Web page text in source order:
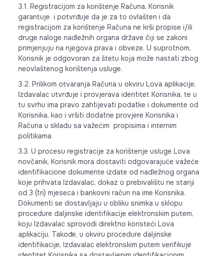
3.1. Registracijom za korištenje Računa, Korisnik
garantuje i potvrđuje da je za to ovlašten i da
registracijom za korištenje Računa ne krši propise i/ili
druge naloge nadležnih organa države čiji se zakoni
primjenjuju na njegova prava i obveze. U suprotnom,
Korisnik je odgovoran za štetu koja može nastati zbog
neovlaštenog korištenja usluge.
3.2. Prilikom otvaranja Računa u okviru Lova aplikacije,
Izdavalac utvrđuje i provjerava identitet Korisnika, te u
tu svrhu ima pravo zahtijevati podatke i dokumente od
Korisnika, kao i vršiti dodatne provjere Korisnika i
Računa u skladu sa važećim propisima i internim
politikama.
3.3. U procesu registracije za korištenje usluge Lova
novčanik, Korisnik mora dostaviti odgovarajuće važeće
identifikacione dokumente izdate od nadležnog organa
koje prihvata Izdavalac, dokaz o prebivalištu ne stariji
od 3 (tri) mjeseca i bankovni račun na ime Korisnika.
Dokumenti se dostavljaju u obliku snimka u sklopu
procedure daljinske identifikacije elektronskim putem,
koju Izdavalac sprovodi direktno koristeći Lova
aplikaciju. Takođe, u okviru procedure daljinske
identifikacije, Izdavalac elektronskim putem verifikuje